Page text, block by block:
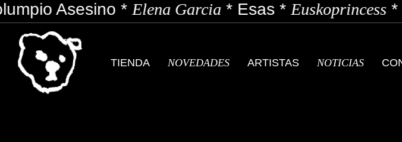
Asesino*Elena Garcia*Esas*Euskoprincess*
TIENDA NOVEDADES ARTISTAS NOTICIAS